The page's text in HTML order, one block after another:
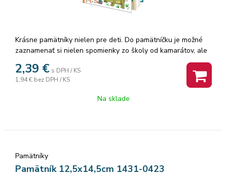
Krásne pamätníky nielen pre deti. Do pamätníčku je možné
zaznamenať si nielen spomienky zo školy od kamarátov, ale
aj z výletov. Ak radi kreslíte, môžete si s pamätníkom sadnúť
za stôl, do prírody alebo do vlaku a dať priestor svojej
fantázii. Menšie deti, nie školou povinné, si môžu vytvárať
obsahuje 48 listov a textilnú záložku. Vnútorné listy
2,39 € s DPH / KS
1,94 € bez DPH / KS
Na sklade
Pamätníky
Pamätník 12,5x14,5cm 1431-0423